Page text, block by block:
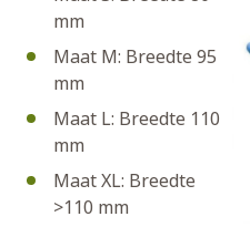
mm
Maat M: Breedte 95
mm
Maat L: Breedte 110
mm
Maat XL: Breedte
>110 mm